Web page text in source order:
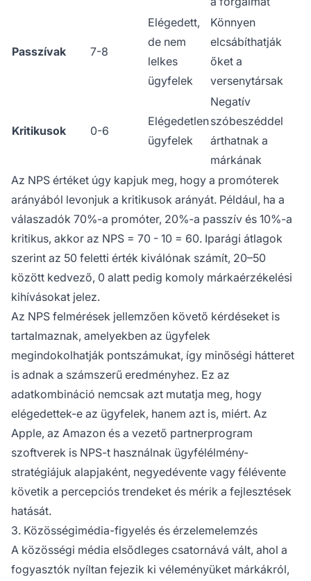
Passzívak 7-8
Elégedett,
de nem
lelkes
ügyfelek
Könnyen
elcsábíthatják
őket a
versenytársak
Kritikusok 0-6
Elégedetlen
ügyfelek
Negatív
szóbeszéddel
árthatnak a
márkának
Az NPS értéket úgy kapjuk meg, hogy a promóterek
arányából levonjuk a kritikusok arányát. Például, ha a
válaszadók 70%-a promóter, 20%-a passzív és 10%-a
kritikus, akkor az NPS = 70 - 10 = 60. Iparági átlagok
szerint az 50 feletti érték kiválónak számít, 20–50
között kedvező, 0 alatt pedig komoly márkaérzékelési
kihívásokat jelez.
Az NPS felmérések jellemzően követő kérdéseket is
tartalmaznak, amelyekben az ügyfelek
megindokolhatják pontszámukat, így minőségi hátteret
is adnak a számszerű eredményhez. Ez az
adatkombináció nemcsak azt mutatja meg, hogy
elégedettek-e az ügyfelek, hanem azt is, miért. Az
Apple, az Amazon és a vezető partnerprogram
szoftverek is NPS-t használnak ügyfélélmény-
stratégiájuk alapjaként, negyedévente vagy félévente
követik a percepciós trendeket és mérik a fejlesztések
hatását.
3. Közösségimédia-figyelés és érzelemelemzés
A közösségi média elsődleges csatornává vált, ahol a
fogyasztók nyíltan fejezik ki véleményüket márkákról,